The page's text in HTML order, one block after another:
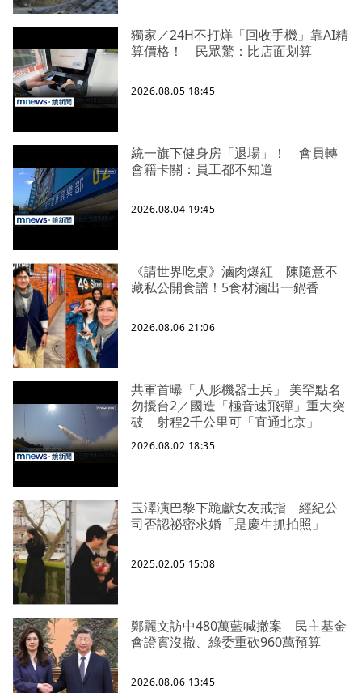
獨家／24H不打烊「回收手機」靠AI精
算價格！ 民眾驚：比店面划算
2026.08.05 18:45
統一旗下健身房「退場」！ 會員轉
會籍卡關：員工都不知道
2026.08.04 19:45
《請世界吃桌》滷肉爆紅 陳隨意不
藏私公開食譜！5食材滷出一鍋香
2026.08.06 21:06
共軍首曝「人形機器士兵」 美罕點名
勿擾台2／國造「極音速飛彈」重大突
破 射程2千公里可「直通北京」
2026.08.02 18:35
玉澤演巴黎下跪獻女友戒指 經紀公
司否認祕密求婚「是慶生抓拍照」
2025.02.05 15:08
鄭麗文訪中480萬藍喊撤案 民主基金
會證實沒撤、綠委重砍960萬預算
2026.08.06 13:45